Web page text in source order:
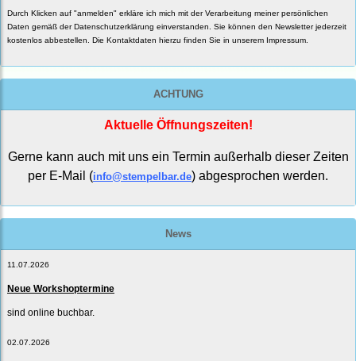
Durch Klicken auf "anmelden" erkläre ich mich mit der Verarbeitung meiner persönlichen
Daten gemäß derDatenschutzerklärung einverstanden. Sie können den Newsletter jederzeit
kostenlos abbestellen. Die Kontaktdaten hierzu finden Sie in unserem Impressum.
ACHTUNG
Aktuelle Öffnungszeiten!
Gerne kann auch mit uns ein Termin außerhalb dieser Zeiten
per E-Mail (info@stempelbar.de) abgesprochen werden.
News
11.07.2026
Neue Workshoptermine
sind online buchbar.
02.07.2026